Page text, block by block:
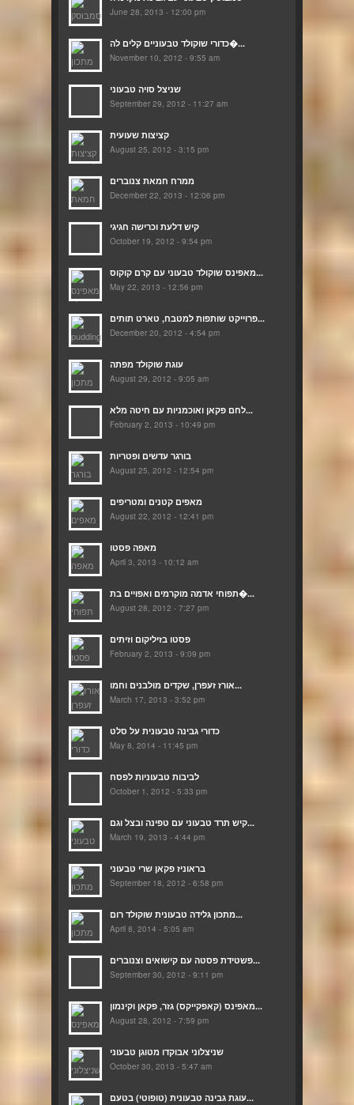
June 28, 2013 - 12:00 pm
כדורי שוקולד טבעוניים קלים לה�...
November 10, 2012 - 9:55 am
שניצל סויה טבעוני
September 29, 2012 - 11:27 am
קציצות שעועית
August 25, 2012 - 3:15 pm
ממרח חמאת צנוברים
December 22, 2013 - 12:06 pm
קיש דלעת וכרישה חגיגי
October 19, 2012 - 9:54 pm
מאפינס שוקולד טבעוני עם קרם קוקוס...
May 22, 2013 - 12:56 pm
פרוייקט שותפות למטבח, טארט תותים...
December 20, 2012 - 4:54 pm
עוגת שוקולד מפתה
August 29, 2012 - 9:05 am
לחם פקאן ואוכמניות עם חיטה מלא...
February 2, 2013 - 10:49 pm
בורגר עדשים ופטריות
August 25, 2012 - 12:54 pm
מאפים קטנים ומטריפים
August 22, 2012 - 12:41 pm
מאפה פסטו
April 3, 2013 - 10:12 am
תפוחי אדמה מוקרמים ואפויים בת�...
August 28, 2012 - 7:27 pm
פסטו בזיליקום וזיתים
February 2, 2013 - 9:09 pm
אורז זעפרן, שקדים מולבנים וחמו...
March 17, 2013 - 3:52 pm
כדורי גבינה טבעונית על סלט
May 8, 2014 - 11:45 pm
לביבות טבעוניות לפסח
October 1, 2012 - 5:33 pm
קיש תרד טבעוני עם טפינה ובצל וגם...
March 19, 2013 - 4:44 pm
בראוניז פקאן שרי טבעוני
September 18, 2012 - 6:58 pm
מתכון גלידה טבעונית שוקולד רום...
April 8, 2014 - 5:05 am
פשטידת פסטה עם קישואים וצנוברים...
September 30, 2012 - 9:11 pm
מאפינס (קאפקייקס) גזר, פקאן וקינמון...
August 28, 2012 - 7:59 pm
שניצלוני אבוקדו מטוגן טבעוני
October 30, 2013 - 5:47 am
עוגת גבינה טבעונית (טופוטי) בטעם...